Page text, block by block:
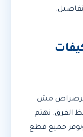
مش
الفرق. نهتم
جميع قطع